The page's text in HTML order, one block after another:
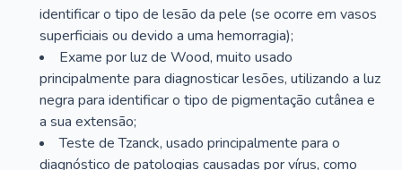
identificar o tipo de lesão da pele (se ocorre em vasos
superficiais ou devido a uma hemorragia);
Exame por luz de Wood, muito usado
principalmente para diagnosticar lesões, utilizando a luz
negra para identificar o tipo de pigmentação cutânea e
a sua extensão;
Teste de Tzanck, usado principalmente para o
diagnóstico de patologias causadas por vírus, como